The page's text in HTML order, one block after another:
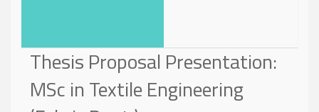
Thesis Proposal Presentation:
MSc in Textile Engineering